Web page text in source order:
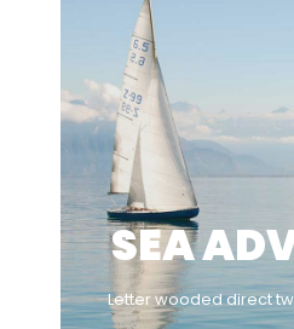
SEA
Letter wooded direct